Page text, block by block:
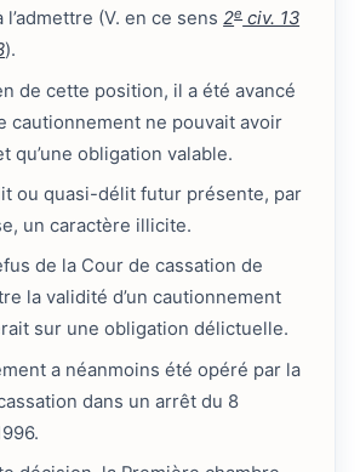
l’admettre (V. en ce sens2e civ. 13
).
de cette position, il a été avancé
cautionnement ne pouvait avoir
qu’une obligation valable.
ou quasi-délit futur présente, par
un caractère illicite.
de la Cour de cassation de
la validité d’un cautionnement
sur une obligation délictuelle.
a néanmoins été opéré par la
dans un arrêt du 8